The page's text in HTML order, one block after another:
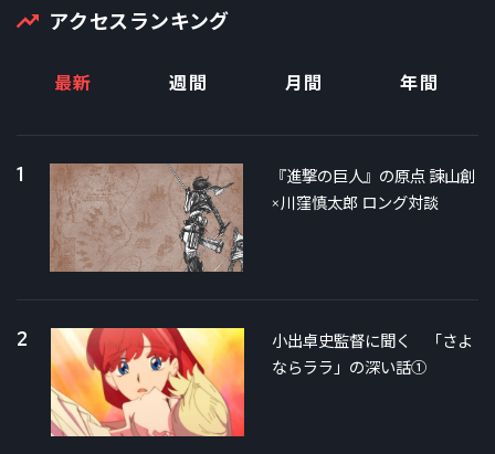
アクセスランキング
最新 週間 月間 年間
1
『進撃の巨人』の原点 諫山創
×川窪慎太郎 ロング対談
2
小出卓史監督に聞く 「さよ
ならララ」の深い話①